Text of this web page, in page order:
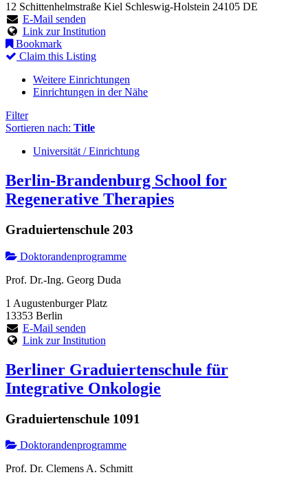
12 Schittenhelmstraße Kiel Schleswig-Holstein 24105 DE
E-Mail senden
Link zur Institution
Bookmark
Claim this Listing
Weitere Einrichtungen
Einrichtungen in der Nähe
Filter
Sortieren nach: Title
Universität / Einrichtung
Berlin-Brandenburg School for
Regenerative Therapies
Graduiertenschule 203
Doktorandenprogramme
Prof. Dr.-Ing. Georg Duda
1 Augustenburger Platz
13353 Berlin
E-Mail senden
Link zur Institution
Berliner Graduiertenschule für
Integrative Onkologie
Graduiertenschule 1091
Doktorandenprogramme
Prof. Dr. Clemens A. Schmitt